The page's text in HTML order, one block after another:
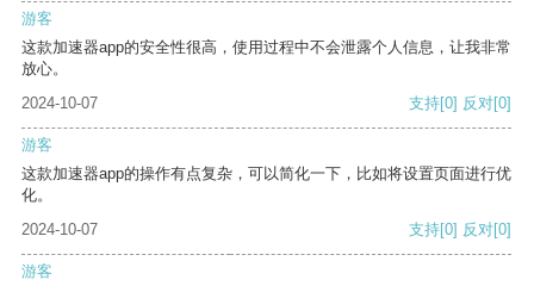
游客
这款加速器app的安全性很高，使用过程中不会泄露个人信息，让我非常
放心。
2024-10-07
支持[0] 反对[0]
游客
这款加速器app的操作有点复杂，可以简化一下，比如将设置页面进行优
化。
2024-10-07
支持[0] 反对[0]
游客